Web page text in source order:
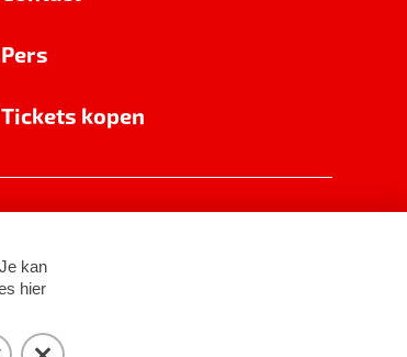
Pers
Tickets kopen